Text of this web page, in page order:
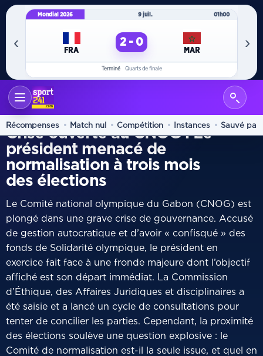
‹
Mondial 2026 9 juil. 01h00
FRA
2 - 0
MAR
Terminé Quarts de finale
›
Récompenses Match nul Compétition Instances Sauvé par
ACCUEIL
NORMALISATION
Crise ouverte au CNOG : Le
président menacé de
normalisation à trois mois
des élections
Le Comité national olympique du Gabon (CNOG) est
plongé dans une grave crise de gouvernance. Accusé
de gestion autocratique et d’avoir « confisqué » des
fonds de Solidarité olympique, le président en
exercice fait face à une fronde majeure dont l’objectif
affiché est son départ immédiat. La Commission
d’Éthique, des Affaires Juridiques et disciplinaires a
été saisie et a lancé un cycle de consultations pour
tenter de concilier les parties. Cependant, la proximité
des élections soulève une question explosive : le
Comité de normalisation est-il la seule issue, et quel en